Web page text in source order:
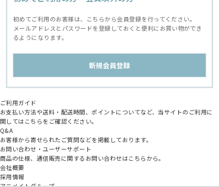
初めてご利用のお客様は、こちらから会員登録を行ってください。
メールアドレスとパスワードを登録しておくと便利にお買い物ができ
るようになります。
ご利用ガイド
お支払い方法や送料・配送時間、ポイントについてなど、当サイトのご利用に
関してはこちらをご確認ください。
Q&A
お客様から寄せられたご質問などを掲載しております。
お問い合わせ・ユーザーサポート
商品の仕様、通信販売に関するお問い合わせはこちらから。
会社概要
採用情報